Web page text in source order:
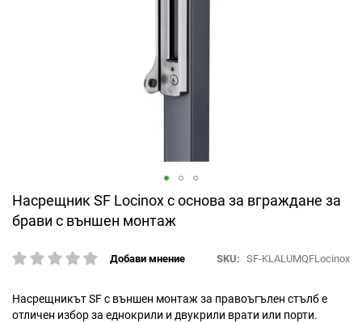
Насрещник SF Locinox с основа за вграждане за
брави с външен монтаж
рейтинг:
Добави мнение SKU SF-KLALUMQFLocinox
Насрещникът SF с външен монтаж за правоъгълен стълб е
отличен избор за еднокрили и двукрили врати или порти.
Преминете
към
началото
галерия
снимки